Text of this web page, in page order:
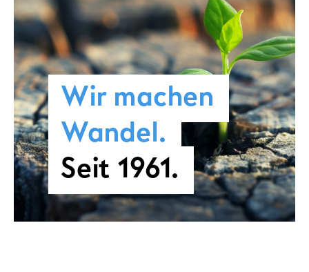
Wir machen
Wandel.
Seit 1961.